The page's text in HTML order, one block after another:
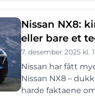
Nissan NX8:
eller bare et
7. desember 2025 kl.
Nissan har fått
Nissan NX8 –
harde faktaene